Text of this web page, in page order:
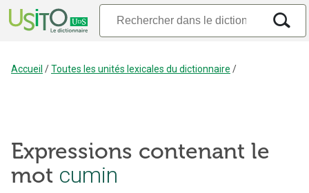
Accueil /Toutes les unités lexicales du dictionnaire /
Expressions contenant le
mot cumin